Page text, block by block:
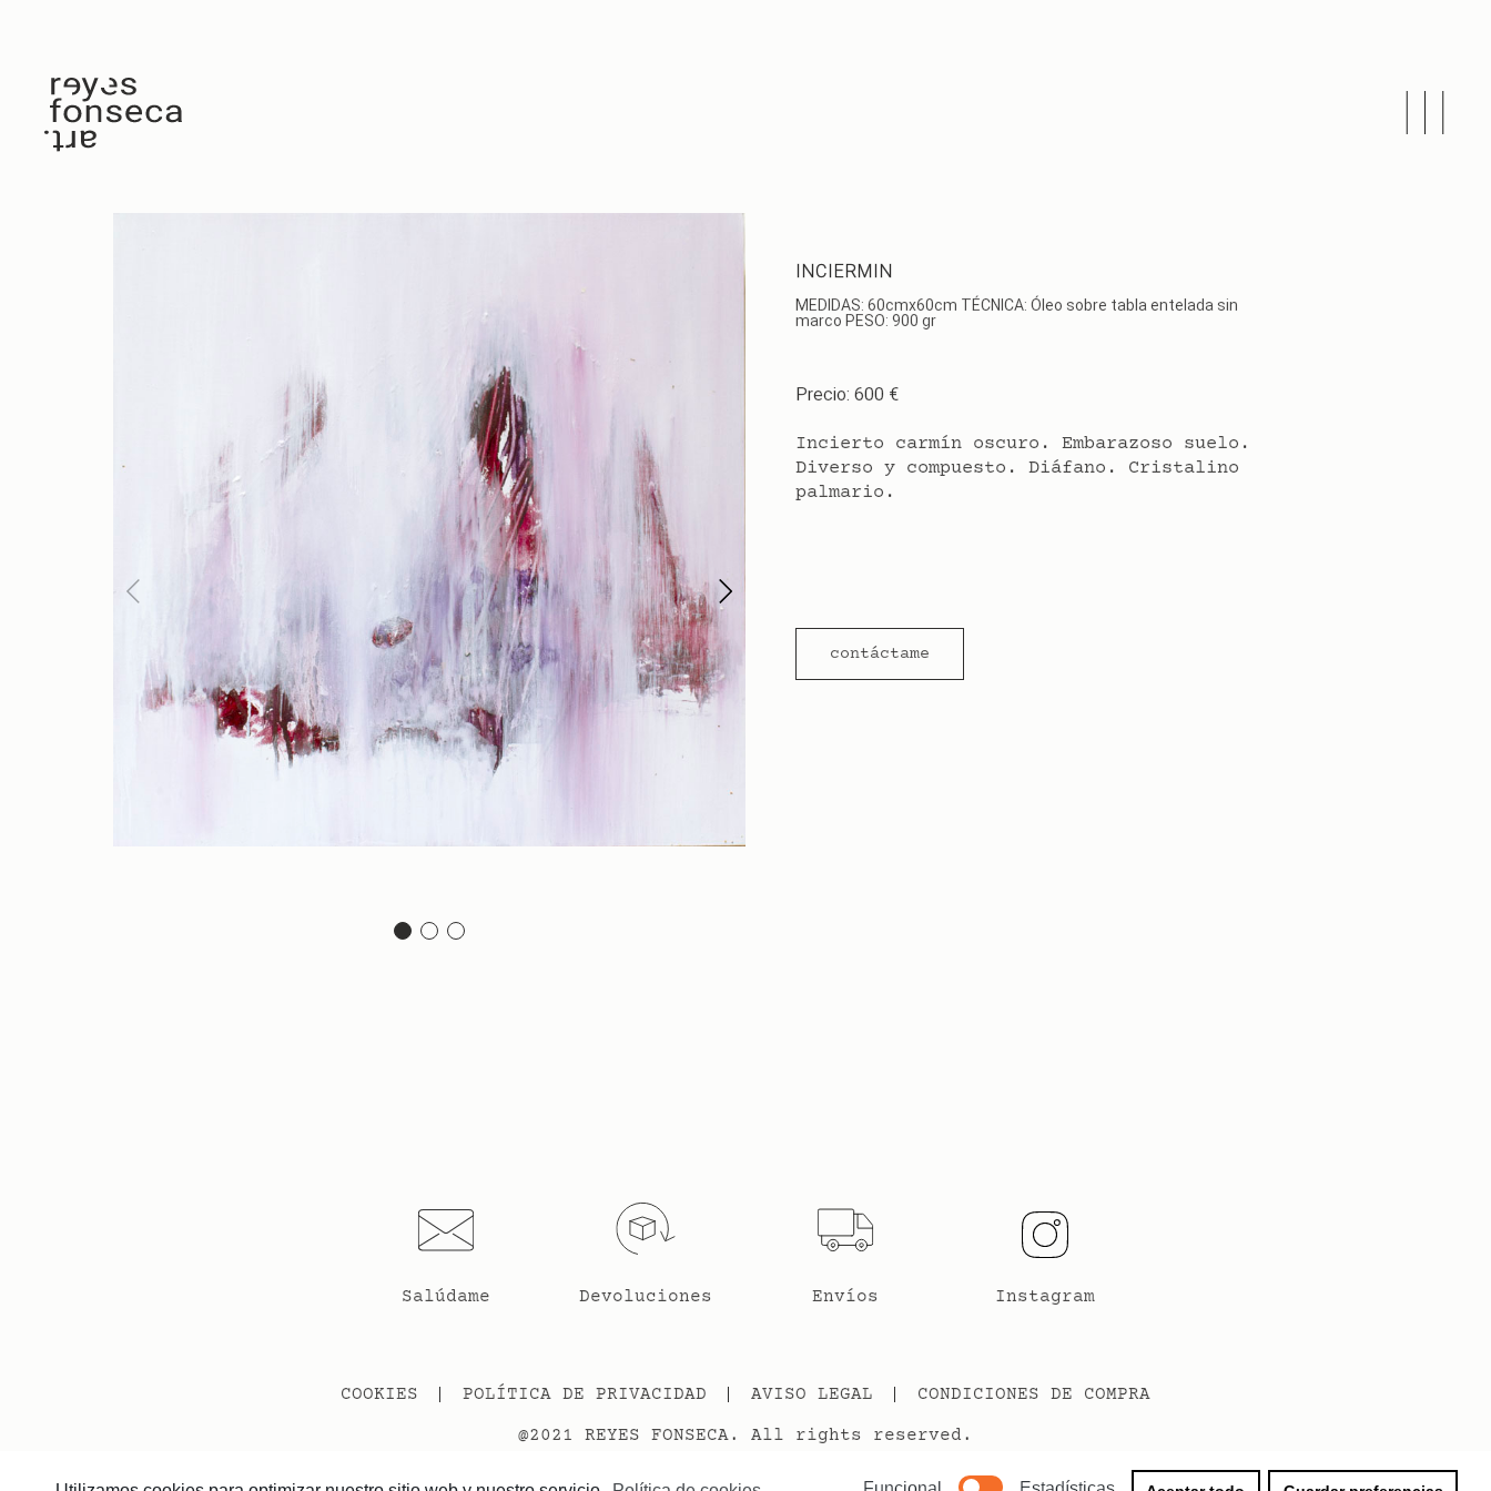
INCIERMIN
MEDIDAS: 60cmx60cm TÉCNICA: Óleo sobre tabla entelada sin
marco PESO: 900 gr
Precio: 600 €
Incierto carmín oscuro. Embarazoso suelo.
Diverso y compuesto. Diáfano. Cristalino
palmario.
contáctame
Salúdame Devoluciones Envíos Instagram
COOKIES POLÍTICA DE PRIVACIDAD AVISO LEGAL CONDICIONES DE COMPRA
@2021 REYES FONSECA. All rights reserved.